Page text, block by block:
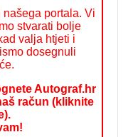
portala. Vi
stvarati bolje
valja htjeti i
dosegnuli
Autograf.hr
račun (kliknite